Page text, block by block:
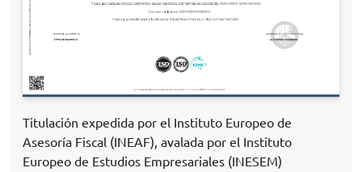
Titulación expedida por el Instituto Europeo de
Asesoría Fiscal (INEAF), avalada por el Instituto
Europeo de Estudios Empresariales (INESEM)